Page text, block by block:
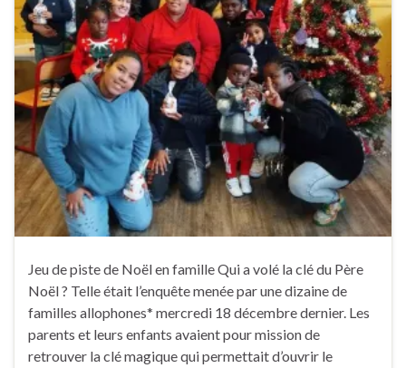
Jeu de piste de Noël en famille Qui a volé la clé du Père
Noël ? Telle était l’enquête menée par une dizaine de
familles allophones* mercredi 18 décembre dernier. Les
parents et leurs enfants avaient pour mission de
retrouver la clé magique qui permettait d’ouvrir le